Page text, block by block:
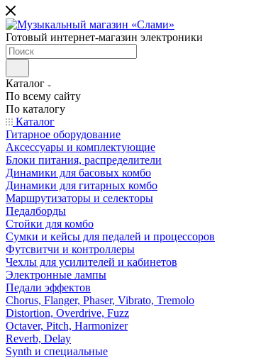
Готовый интернет-магазин электроники
Каталог
По всему сайту
По каталогу
Каталог
Гитарное оборудование
Аксессуары и комплектующие
Блоки питания, распределители
Динамики для басовых комбо
Динамики для гитарных комбо
Маршрутизаторы и селекторы
Педалборды
Стойки для комбо
Сумки и кейсы для педалей и процессоров
Футсвитчи и контроллеры
Чехлы для усилителей и кабинетов
Электронные лампы
Педали эффектов
Chorus, Flanger, Phaser, Vibrato, Tremolo
Distortion, Overdrive, Fuzz
Octaver, Pitch, Harmonizer
Reverb, Delay
Synth и специальные